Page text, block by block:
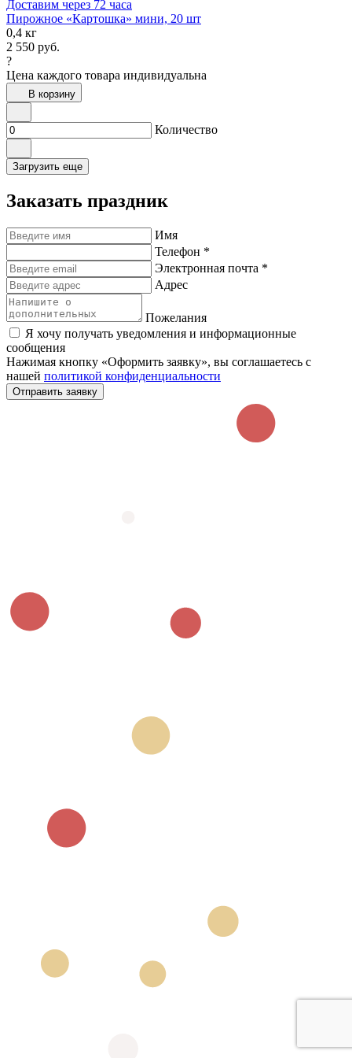
Доставим через 72 часа
Пирожное «Картошка» мини, 20 шт
0,4 кг
2 550 руб.
?
Цена каждого товара индивидуальна
В корзину
Количество
Загрузить еще
Заказать праздник
Имя
Телефон *
Электронная почта *
Адрес
Пожелания
Я хочу получать уведомления и информационные
сообщения
Нажимая кнопку «Оформить заявку», вы соглашаетесь с
нашей политикой конфиденциальности
Отправить заявку